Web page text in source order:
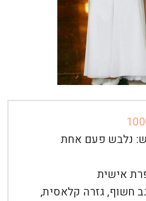
נלבש פעם אחת
אישית
חשוף, גזרה קלאסית,